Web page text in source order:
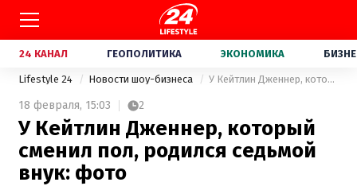
24 КАНАЛ ГЕОПОЛИТИКА ЭКОНОМИКА
Lifestyle 24 Новости шоу-бизнеса У Кейтлин Дженнер, который сменил пол, родился седьмой внук: фото
18 февраля, 15:03 2
У Кейтлин Дженнер, который
сменил пол, родился седьмой
внук: фото